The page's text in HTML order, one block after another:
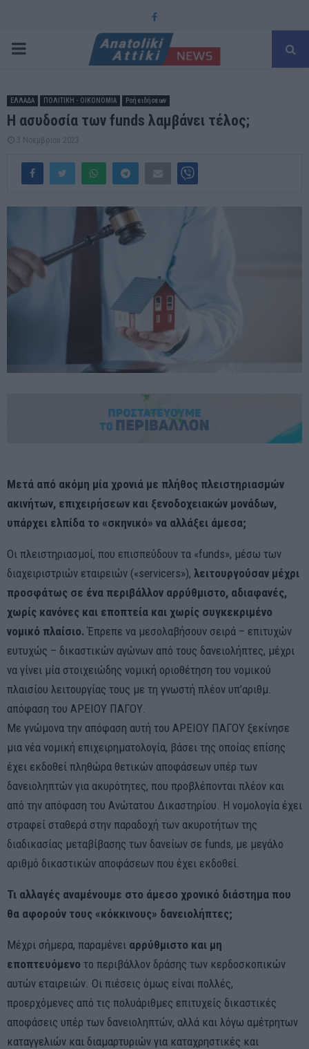
Facebook
PRIMARY
ΕΛΛΑΔΑ ΠΟΛΙΤΙΚΗ - ΟΙΚΟΝΟΜΙΑ Ροή ειδήσεων
H ασυδοσία των funds λαμβάνει τέλος;
3 Νοεμβρίου 2023
Μετά από ακόμη μία χρονιά με πλήθος πλειστηριασμών
ακινήτων, επιχειρήσεων και ξενοδοχειακών μονάδων,
υπάρχει ελπίδα το «σκηνικό» να αλλάξει άμεσα;
Οι πλειστηριασμοί, που επισπεύδουν τα «funds», μέσω των
διαχειριστριών εταιρειών («servicers»), λειτουργούσαν μέχρι
προσφάτως σε ένα περιβάλλον αρρύθμιστο, αδιαφανές,
χωρίς κανόνες και εποπτεία και χωρίς συγκεκριμένο
νομικό πλαίσιο. Έπρεπε να μεσολαβήσουν σειρά – επιτυχών
ευτυχώς – δικαστικών αγώνων από τους δανειολήπτες, μέχρι
να γίνει μία στοιχειώδης νομική οριοθέτηση του νομικού
πλαισίου λειτουργίας τους με τη γνωστή πλέον υπ’αριθμ.
απόφαση του ΑΡΕΙΟΥ ΠΑΓΟΥ.
Με γνώμονα την απόφαση αυτή του ΑΡΕΙΟΥ ΠΑΓΟΥ ξεκίνησε
μια νέα νομική επιχειρηματολογία, βάσει της οποίας επίσης
έχει εκδοθεί πληθώρα θετικών αποφάσεων υπέρ των
δανειοληπτών για ακυρότητες, που προβλέπονται πλέον και
από την απόφαση του Ανώτατου Δικαστηρίου. H νομολογία έχει
στραφεί σταθερά στην παραδοχή των ακυροτήτων της
διαδικασίας μεταβίβασης των δανείων σε funds, με μεγάλο
αριθμό δικαστικών αποφάσεων που έχει εκδοθεί.
Τι αλλαγές αναμένουμε στο άμεσο χρονικό διάστημα που
θα αφορούν τους «κόκκινους» δανειολήπτες;
Μέχρι σήμερα, παραμένει αρρύθμιστο και μη
εποπτευόμενο το περιβάλλον δράσης των κερδοσκοπικών
αυτών εταιρειών. Οι πιέσεις όμως είναι πολλές,
προερχόμενες από τις πολυάριθμες επιτυχείς δικαστικές
αποφάσεις υπέρ των δανειοληπτών, αλλά και λόγω αμέτρητων
καταγγελιών και διαμαρτυριών για καταχρηστικές και